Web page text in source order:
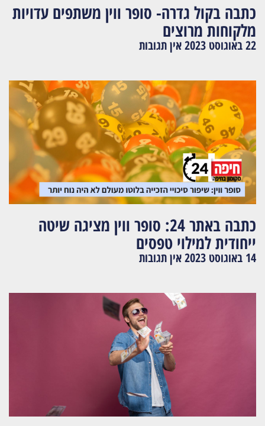
כתבה בקול גדרה- סופר ווין משתפים עדויות
מלקוחות מרוצים
22 באוגוסט 2023 אין תגובות
כתבה באתר 24: סופר ווין מציגה שיטה
ייחודית למילוי טפסים
14 באוגוסט 2023 אין תגובות